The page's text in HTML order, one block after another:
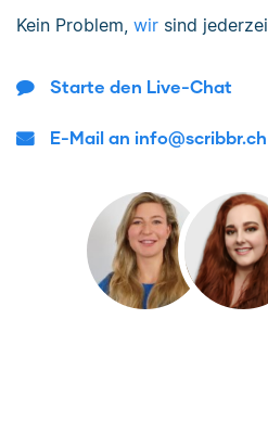
Kein Problem, wir sind
Starte den Live-Chat
E-Mail an info@scribbr.ch